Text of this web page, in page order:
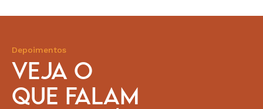
Depoimentos
VEJA O
QUE FALAM